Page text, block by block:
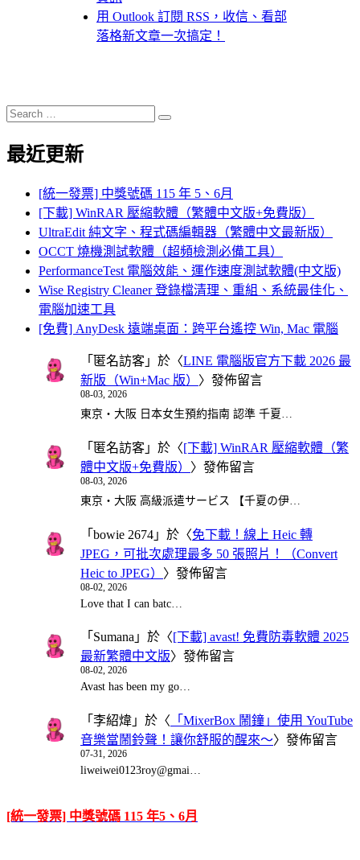
用 Outlook 訂閱 RSS，收信、看部
落格新文章一次搞定！
Search
for:
Search
最近更新
[統一發票] 中獎號碼 115 年 5、6月
[下載] WinRAR 壓縮軟體（繁體中文版+免費版）
UltraEdit 純文字、程式碼編輯器（繁體中文最新版）
OCCT 燒機測試軟體（超頻檢測必備工具）
PerformanceTest 電腦效能、運作速度測試軟體(中文版)
Wise Registry Cleaner 登錄檔清理、重組、系統最佳化、
電腦加速工具
[免費] AnyDesk 遠端桌面：跨平台遙控 Win, Mac 電腦
「 匿名訪客 」於〈LINE 電腦版官方下載 2026 最
新版（Win+Mac 版） 〉發佈留言
08-03, 2026
東京・大阪 日本女生預約指南 認準 千夏…
「 匿名訪客 」於〈[下載] WinRAR 壓縮軟體（繁
體中文版+免費版） 〉發佈留言
08-03, 2026
東京・大阪 高級派遣サービス 【千夏の伊…
「 bowie 2674 」於〈免下載！線上 Heic 轉
JPEG，可批次處理最多 50 張照片！（Convert
Heic to JPEG） 〉發佈留言
08-02, 2026
Love that I can batc…
「 Sumana 」於〈[下載] avast! 免費防毒軟體 2025
最新繁體中文版〉發佈留言
08-02, 2026
Avast has been my go…
「 李紹煒 」於〈 「MixerBox 鬧鐘」使用 YouTube
音樂當鬧鈴聲！讓你舒服的醒來～〉發佈留言
07-31, 2026
liweiwei0123roy@gmai…
[統一發票] 中獎號碼 115 年5、6月